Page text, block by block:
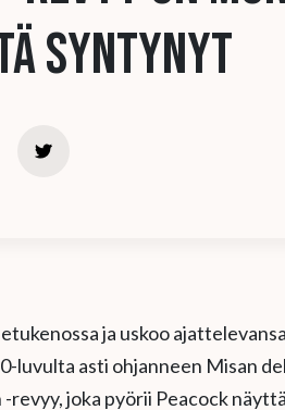
syntynyt
ja uskoo
luvulta asti ohjanneen Misan
revyy, joka pyörii Peacock